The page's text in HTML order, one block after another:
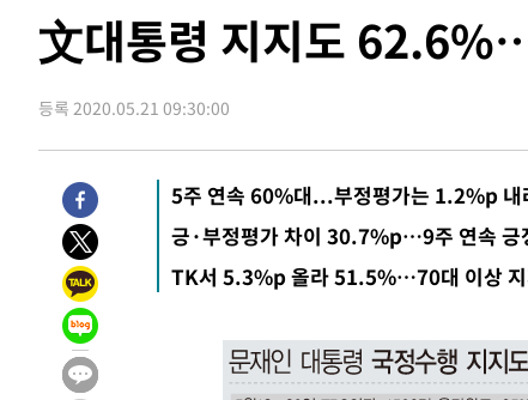
태-14475초 전 >입추에도 극한더위…서울 낮 39도 '폭염중대경보'
례 큰 폭발음
-8154초 전 >[속보]美, 폴리실리콘 수입 규제…파생제품 15% 관세,
-6305초 전 >[속보]트럼프, 美 원정출산 금지 행정명령 서명
-4005초 전 >
[속보] 뉴욕증시, 일제 하락 마감…나스닥 0.06%↓
-28063초 전 >
[속보] 7월 중국 수출 23.9%↑ 수입 27.5%↑…무역총
25.3%↑
-25223초 전 >
[속보]'채상병 순직 책임' 임성근, 항소심도 징역 3년
-25089초 전 >
[속보]종합특검, '관저이전 봐주기 감사' 유병호 구속기
-21689초 전 >
-20939초 전 >
[속보]'300억원대 사기 혐의' 차가원 대표 구속 송치
-20133초 전 >
"미 전국적 살모네라 식중독 원인은 멕시코산 할라피
文대통령 지지도
등록 2020.05.21 09:30:00
5주 연속 60%대...부정평가는 1.2%p
긍·부정평가 차이 30.7%p…9주 연속 긍
TK서 5.3%p 올라 51.5%…70대 이상